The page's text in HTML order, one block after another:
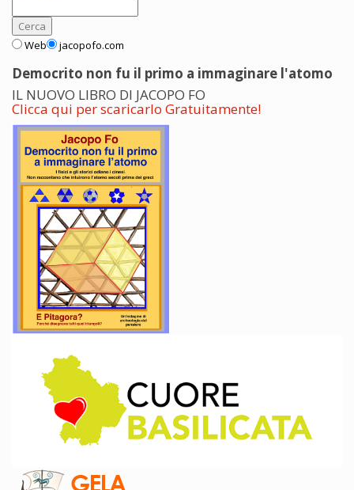
Web jacopofo.com
Democrito non fu il primo a immaginare l'atomo
IL NUOVO LIBRO DI JACOPO FO
Clicca qui per scaricarlo Gratuitamente!